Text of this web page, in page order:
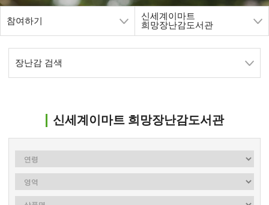
참여하기
신세계이마트
희망장난감도서관
장난감 검색
신세계이마트 희망장난감도서관